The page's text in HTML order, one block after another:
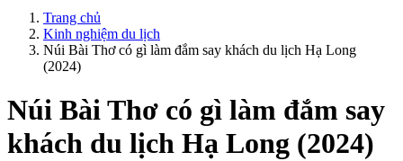
Trang chủ
Kinh nghiệm du lịch
Núi Bài Thơ có gì làm đắm say khách du lịch Hạ Long
(2024)
Núi Bài Thơ có gì làm đắm say
khách du lịch Hạ Long (2024)